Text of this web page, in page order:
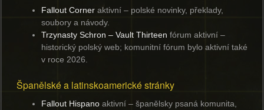
Fallout Corner aktivní – polské novinky, překlady,
soubory a návody.
Trzynasty Schron – Vault Thirteen fórum aktivní –
historický polský web; komunitní fórum bylo aktivní také
v roce 2026.
Španělské a latinskoamerické stránky
Fallout Hispano aktivní – španělsky psaná komunita,